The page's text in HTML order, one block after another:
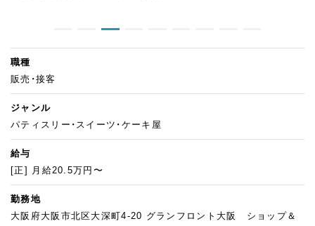
職種
販売・接客
ジャンル
パティスリー・スイーツ・ケーキ屋
給与
[正] 月給20.5万円〜
勤務地
大阪府大阪市北区大深町4-20 グランフロント大阪 ショップ＆